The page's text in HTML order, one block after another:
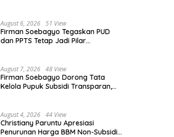
August 6, 2026 51 View
Firman Soebagyo Tegaskan PUD
dan PPTS Tetap Jadi Pilar
August 7, 2026 48 View
Firman Soebagyo Dorong Tata
Kelola Pupuk Subsidi Transparan,
August 4, 2026 44 View
Christiany Paruntu Apresiasi
Penurunan Harga BBM Non-Subsidi,